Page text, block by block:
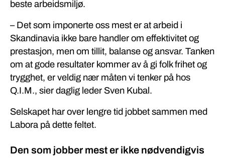
beste arbeidsmiljø.
– Det som imponerte oss mest er at arbeid i
Skandinavia ikke bare handler om effektivitet og
prestasjon, men om tillit, balanse og ansvar. Tanken
om at gode resultater kommer av å gi folk frihet og
trygghet, er veldig nær måten vi tenker på hos
Q.I.M., sier daglig leder Sven Kubal.
Selskapet har over lengre tid jobbet sammen med
Labora på dette feltet.
Den som jobber mest er ikke nødvendigvis